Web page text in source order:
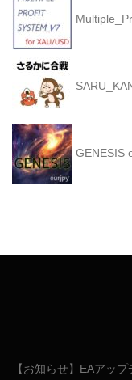
GENESIS
【お知らせ】EAアッ